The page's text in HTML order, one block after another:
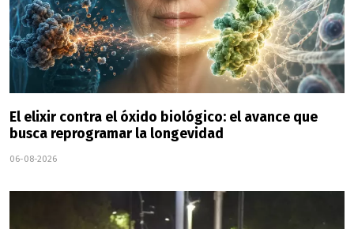
El elixir contra el óxido biológico: el avance que
busca reprogramar la longevidad
06-08-2026